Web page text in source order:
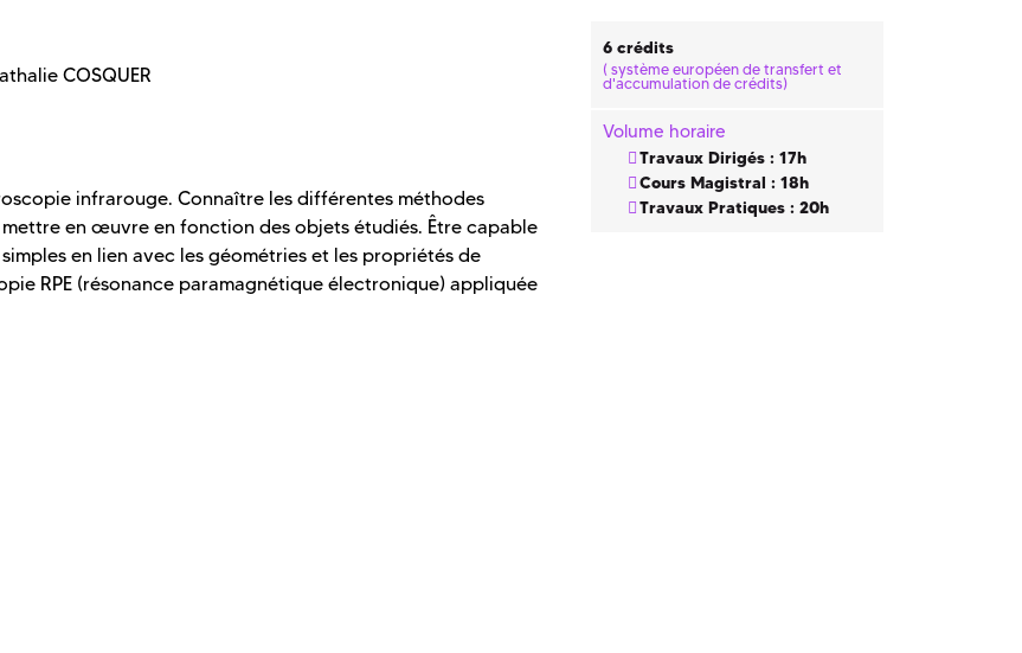
COSQUER
infrarouge. Connaître les différentes méthodes
en œuvre en fonction des objets étudiés. Être capable
en lien avec les géométries et les propriétés de
RPE (résonance paramagnétique électronique) appliquée
6 crédits
( système européen de transfert et
d'accumulation de crédits)
Volume horaire
Travaux Dirigés : 17h
Cours Magistral : 18h
Travaux Pratiques : 20h